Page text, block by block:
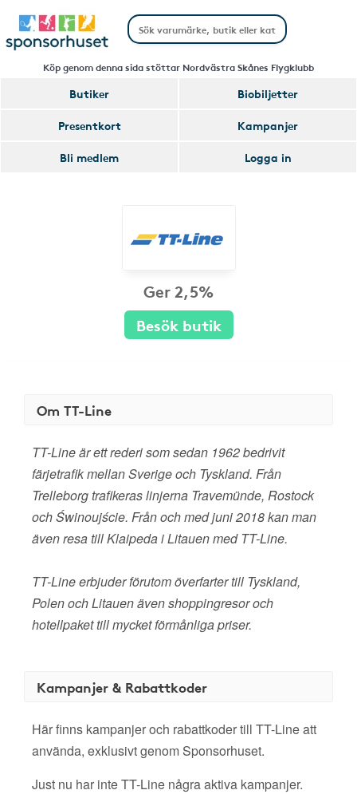
Köp genom denna sida stöttar Nordvästra Skånes Flygklubb
Butiker
Biobiljetter
Presentkort
Kampanjer
Bli medlem
Logga in
Ger 2,5%
Besök butik
Om TT-Line
TT-Line är ett rederi som sedan 1962 bedrivit
färjetrafik mellan Sverige och Tyskland. Från
Trelleborg trafikeras linjerna Travemünde, Rostock
och Świnoujście. Från och med juni 2018 kan man
även resa till Klaipeda i Litauen med TT-Line.
TT-Line erbjuder förutom överfarter till Tyskland,
Polen och Litauen även shoppingresor och
hotellpaket till mycket förmånliga priser.
Kampanjer & Rabattkoder
Här finns kampanjer och rabattkoder till TT-Line att
använda, exklusivt genom Sponsorhuset.
Just nu har inte TT-Line några aktiva kampanjer.